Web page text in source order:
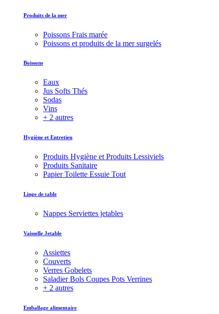
Produits de la mer
Poissons Frais marée
Poissons et produits de la mer surgelés
Boissons
Eaux
Jus Softs Thés
Sodas
Vins
+ 2 autres
Hygiène et Entretien
Produits Hygiène et Produits Lessiviels
Produits Sanitaire
Papier Toilette Essuie Tout
Linge de table
Nappes Serviettes jetables
Vaisselle Jetable
Assiettes
Couverts
Verres Gobelets
Saladier Bols Coupes Pots Verrines
+ 2 autres
Emballage alimentaire